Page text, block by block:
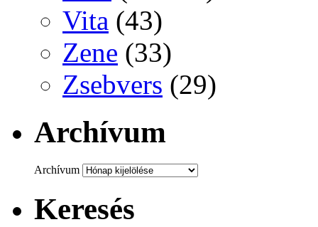
Vita (43)
Zene (33)
Zsebvers (29)
Archívum
Archívum
Keresés